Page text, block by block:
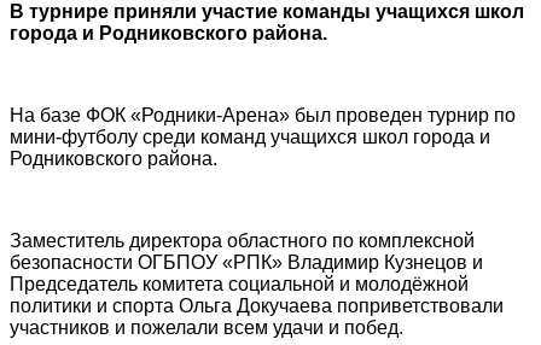
В турнире приняли участие команды учащихся школ
города и Родниковского района.
На базе ФОК «Родники-Арена» был проведен турнир по
мини-футболу среди команд учащихся школ города и
Родниковского района.
Заместитель директора областного по комплексной
безопасности ОГБПОУ «РПК» Владимир Кузнецов и
Председатель комитета социальной и молодёжной
политики и спорта Ольга Докучаева поприветствовали
участников и пожелали всем удачи и побед.